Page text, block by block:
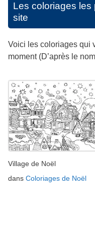
Les coloriages les
site
Voici les coloriages qui
moment (D’après le
Village de Noël
dans Coloriages de Noël